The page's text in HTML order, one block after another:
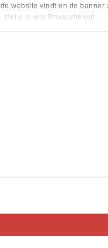
website vindt en de
ziet u in ons Privacybeleid.